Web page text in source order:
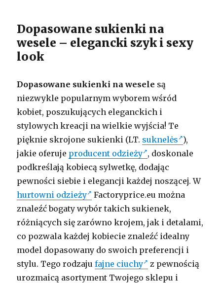
Dopasowane sukienki na
wesele – elegancki szyk i sexy
look
Dopasowane sukienki na wesele są
niezwykle popularnym wyborem wśród
kobiet, poszukujących eleganckich i
stylowych kreacji na wielkie wyjścia! Te
pięknie skrojone sukienki (LT. suknelės ),
jakie oferuje producent odzieży , doskonale
podkreślają kobiecą sylwetkę, dodając
pewności siebie i elegancji każdej noszącej. W
hurtowni odzieży
Factoryprice.eu można
znaleźć bogaty wybór takich sukienek,
różniących się zarówno krojem, jak i detalami,
co pozwala każdej kobiecie znaleźć idealny
model dopasowany do swoich preferencji i
stylu. Tego rodzajufajne ciuchy
z pewnością
urozmaicą asortyment Twojego sklepu i